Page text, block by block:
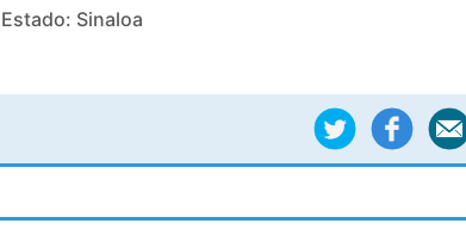
Estado: Sinaloa